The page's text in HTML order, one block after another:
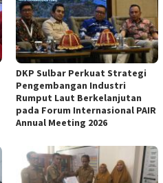
DKP Sulbar Perkuat Strategi
Pengembangan Industri
Rumput Laut Berkelanjutan
pada Forum Internasional PAIR
Annual Meeting 2026